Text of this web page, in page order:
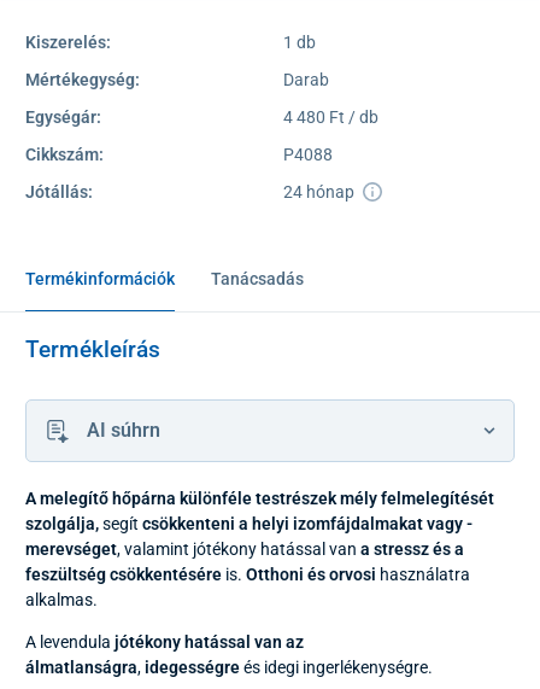
Kiszerelés:
1 db
Mértékegység:
Darab
Egységár:
4 480 Ft / db
Cikkszám:
P4088
Jótállás:
24 hónap
Termékinformációk Tanácsadás
Termékleírás
AI súhrn
A melegítő hőpárna különféle testrészek mély felmelegítését
szolgálja,segít csökkenteni a helyi izomfájdalmakat vagy -
merevséget, valamint jótékony hatással van a stressz és a
feszültség csökkentésére is. Otthoni és orvosi használatra
alkalmas.
A levendula jótékony hatással van az
álmatlanságra, idegességreés idegi ingerlékenységre.